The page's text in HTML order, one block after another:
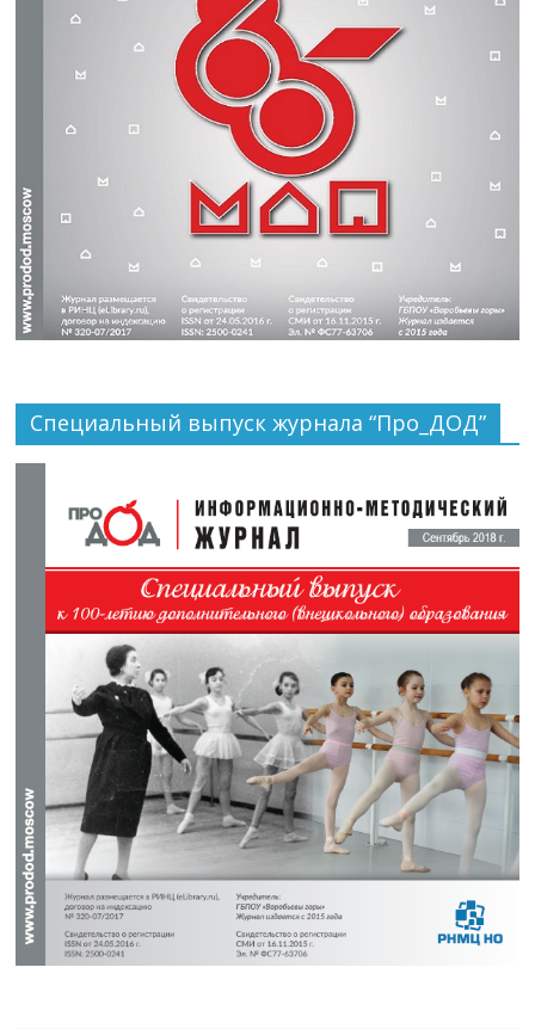
Специальный выпуск журнала “Про_ДОД”